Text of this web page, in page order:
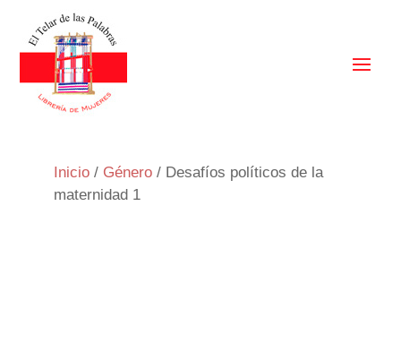
Inicio / Género / Desafíos políticos de la
maternidad 1